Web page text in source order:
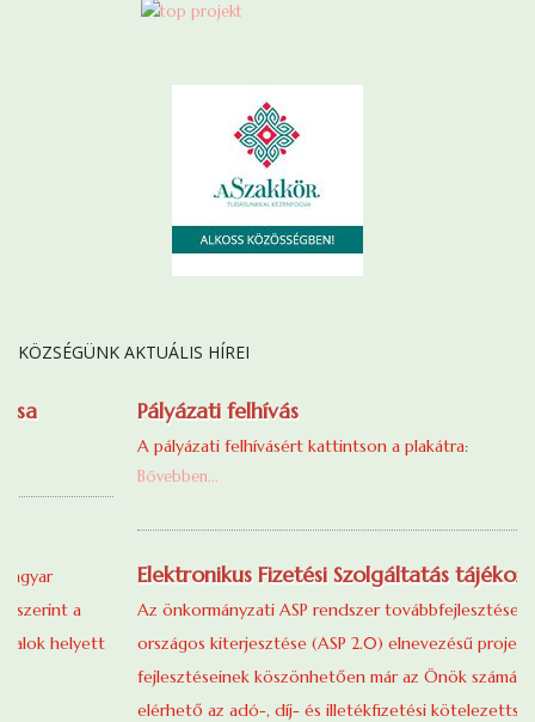
KÖZSÉGÜNK AKTUÁLIS HÍREI
Pályázati felhívás
A pályázati felhívásért kattintson a plakátra:
Elektronikus Fizetési Szolgáltatás tájékoztató
Az önkormányzati ASP rendszer továbbfejlesztése és
országos kiterjesztése (ASP 2.0) elnevezésű projekt
fejlesztéseinek köszönhetően már az Önök számára is
elérhető az adó-, díj- és illetékfizetési kötelezettségek online